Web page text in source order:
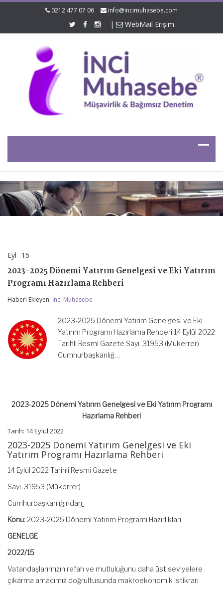
0212 477 07 06 info@incimuhasebe.com
| WebMail Erişim
Eyl 15
Dönemi
Yatırım
ve
Eki
Programı
Hazırlama
Rehberi
için
2023-2025 Dönemi Yatırım Genelgesi ve Eki Yatırım
Programı Hazırlama Rehberi
Haberi Ekleyen: İnci Muhasebe
2023-2025 Dönemi Yatırım Genelgesi ve Eki
Yatırım Programı Hazırlama Rehberi 14 Eylül 2022
Tarihli Resmi Gazete Sayı: 31953 (Mükerrer)
Cumhurbaşkanlığ…
2023-2025 Dönemi Yatırım Genelgesi ve Eki Yatırım Programı
Hazırlama Rehberi
Tarih: 14 Eylül 2022
2023-2025 Dönemi Yatırım Genelgesi ve Eki
Yatırım Programı Hazırlama Rehberi
14 Eylül 2022 Tarihli Resmi Gazete
Sayı: 31953 (Mükerrer)
Cumhurbaşkanlığından:
Konu:2023-2025 Dönemi Yatırım Programı Hazırlıkları
GENELGE
2022/15
Vatandaşlarımızın refah ve mutluluğunu daha üst seviyelere
çıkarma amacımız doğrultusunda makroekonomik istikrarı